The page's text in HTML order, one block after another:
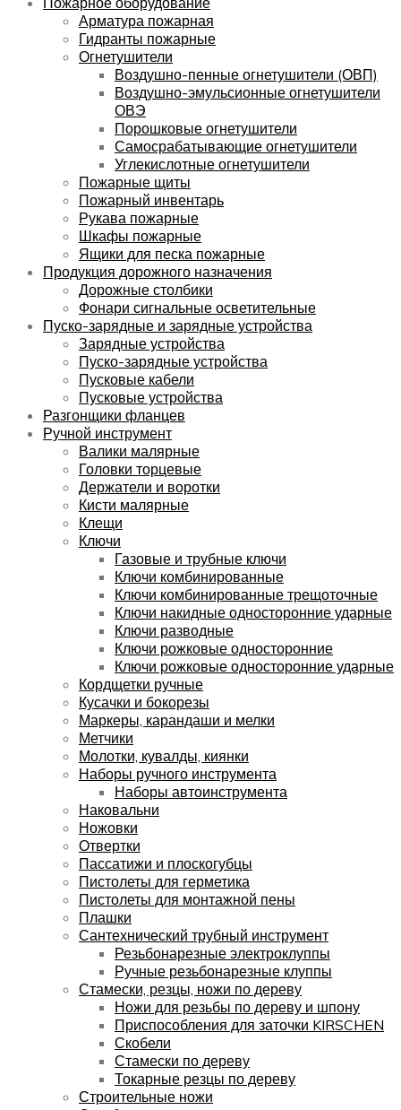
Арматура пожарная
Гидранты пожарные
Огнетушители
Воздушно-пенные огнетушители (ОВП)
Воздушно-эмульсионные огнетушители
ОВЭ
Порошковые огнетушители
Самосрабатывающие огнетушители
Углекислотные огнетушители
Пожарные щиты
Пожарный инвентарь
Рукава пожарные
Шкафы пожарные
Ящики для песка пожарные
Продукция дорожного назначения
Дорожные столбики
Фонари сигнальные осветительные
Пуско-зарядные и зарядные устройства
Зарядные устройства
Пуско-зарядные устройства
Пусковые кабели
Пусковые устройства
Разгонщики фланцев
Ручной инструмент
Валики малярные
Головки торцевые
Держатели и воротки
Кисти малярные
Клещи
Ключи
Газовые и трубные ключи
Ключи комбинированные
Ключи комбинированные трещоточные
Ключи накидные односторонние ударные
Ключи разводные
Ключи рожковые односторонние
Ключи рожковые односторонние ударные
Кордщетки ручные
Кусачки и бокорезы
Маркеры, карандаши и мелки
Метчики
Молотки, кувалды, киянки
Наборы ручного инструмента
Наборы автоинструмента
Наковальни
Ножовки
Отвертки
Пассатижи и плоскогубцы
Пистолеты для герметика
Пистолеты для монтажной пены
Плашки
Сантехнический трубный инструмент
Резьбонарезные электроклуппы
Ручные резьбонарезные клуппы
Стамески, резцы, ножи по дереву
Ножи для резьбы по дереву и шпону
Приспособления для заточки KIRSCHEN
Скобели
Стамески по дереву
Токарные резцы по дереву
Строительные ножи